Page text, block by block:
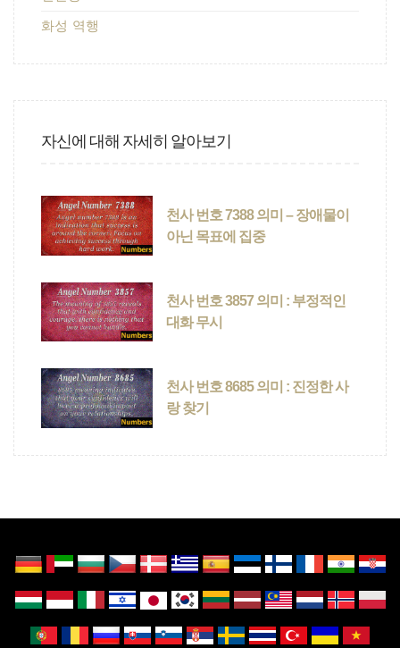
화성 역행
자신에 대해 자세히 알아보기
천사 번호 7388 의미 – 장애물이
아닌 목표에 집중
천사 번호 3857 의미 : 부정적인
대화 무시
천사 번호 8685 의미 : 진정한 사
랑 찾기